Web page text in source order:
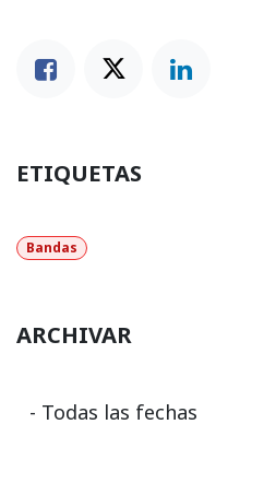
ETIQUETAS
Bandas
ARCHIVAR